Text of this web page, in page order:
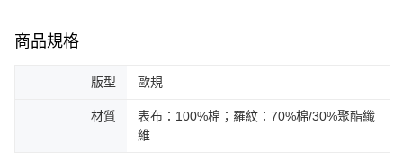
商品規格
版型 歐規
材質
表布：100%棉；羅紋：70%棉/30%聚酯纖
維